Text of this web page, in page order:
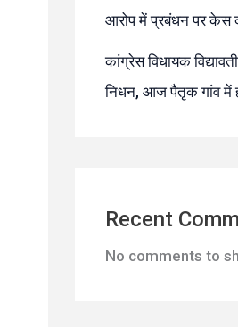
आरोप में प्रबंधन पर केस
कांग्रेस विधायक
निधन, आज पैतृक गांव में
Recent
No comments to